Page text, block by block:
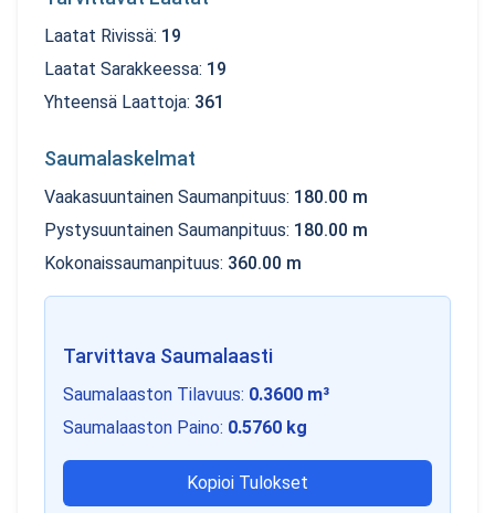
Laatat Rivissä: 19
Laatat Sarakkeessa: 19
Yhteensä Laattoja: 361
Saumalaskelmat
Vaakasuuntainen Saumanpituus: 180.00 m
Pystysuuntainen Saumanpituus: 180.00 m
Kokonaissaumanpituus: 360.00 m
Tarvittava Saumalaasti
Saumalaaston Tilavuus: 0.3600 m³
Saumalaaston Paino: 0.5760 kg
Kopioi Tulokset